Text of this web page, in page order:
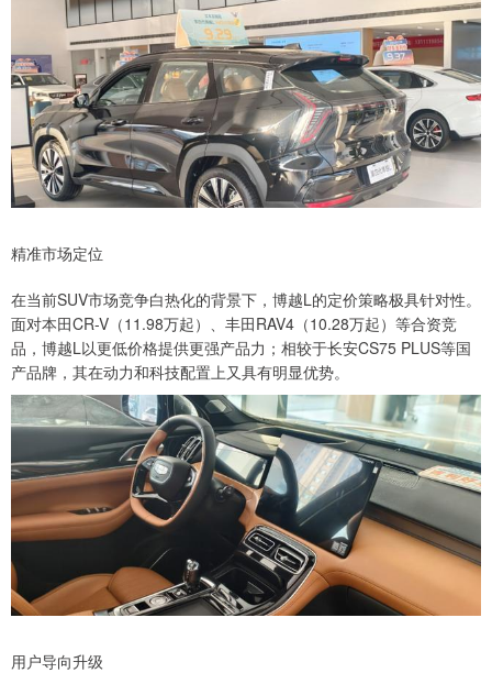
精准市场定位
在当前SUV市场竞争白热化的背景下，博越L的定价策略极具针对性。
面对本田CR-V（11.98万起）、丰田RAV4（10.28万起）等合资竞
品，博越L以更低价格提供更强产品力；相较于长安CS75 PLUS等国
产品牌，其在动力和科技配置上又具有明显优势。
用户导向升级